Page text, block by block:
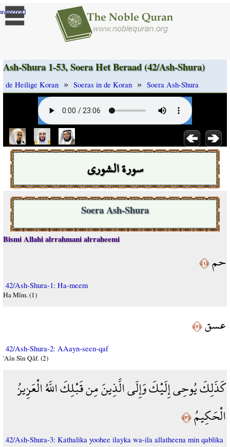
]
Ash-Shura 1-53, Soera Het Beraad (42/Ash-Shura)
de Heilige Koran » Soeras in de Koran » Soera Ash-Shura
سورة الشورى
Soera Ash-Shura
Bismi Allahi alrrahmani alrraheemi
حم﴿١﴾
42/Ash-Shura-1: Ha-meem
Ha Mîm. (1)
عسق﴿٢﴾
42/Ash-Shura-2: AAayn-seen-qaf
'Aîn Sîn Qâf. (2)
كَذَلِكَ يُوحِي إِلَيْكَ وَإِلَى الَّذِينَ مِن قَبْلِكَ اللَّهُ الْعَزِيزُ
الْحَكِيمُ﴿٣﴾
42/Ash-Shura-3: Kathalika yoohee ilayka wa-ila allatheena min qablika